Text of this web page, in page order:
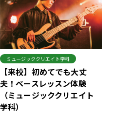
ミュージッククリエイト学科
【来校】初めてでも大丈
夫！ベースレッスン体験
（ミュージッククリエイト
学科）